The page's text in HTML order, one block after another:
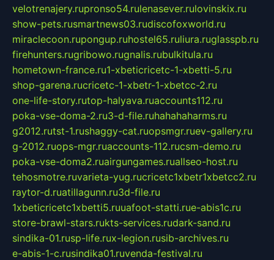
velotrenajery.rupronso54.rulenasever.rulovinskix.ru
show-pets.rusmartnews03.rudiscofoxworld.ru
miraclecoon.rupongup.ruhostel65.ruliura.ruglasspb.ru
firehunters.rugribowo.rugnalis.rubulkitula.ru
hometown-france.ru1-xbeticricetc-1-xbetti-5.ru
shop-garena.rucricetc-1-xbetr-1-xbetcc-2.ru
one-life-story.rutop-halyava.ruaccounts112.ru
poka-vse-doma-2.ru3-d-file.ruhahahaharms.ru
g2012.rutst-1.rushaggy-cat.ruopsmgr.ruev-gallery.ru
g-2012.ruops-mgr.ruaccounts-112.rucsm-demo.ru
poka-vse-doma2.ruairgungames.ruallseo-host.ru
tehosmotre.ruvarieta-yug.rucricetc1xbetr1xbetcc2.ru
raytor-d.ruatillagunn.ru3d-file.ru
1xbeticricetc1xbetti5.ruuafoot-statti.rue-abis1c.ru
store-brawl-stars.rukts-services.rudark-sand.ru
sindika-01.rusp-life.rux-legion.rusib-archives.ru
e-abis-1-c.rusindika01.ruvenda-festival.ru